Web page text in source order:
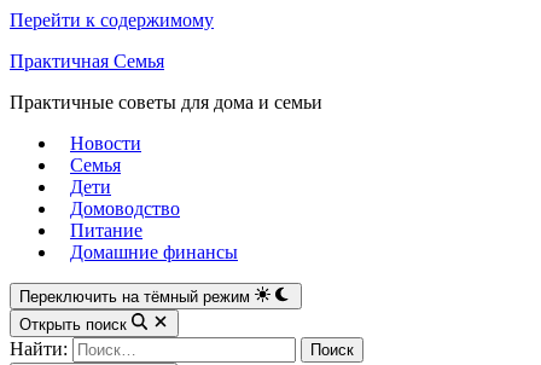
Перейти к содержимому
Практичная Семья
Практичные советы для дома и семьи
Новости
Семья
Дети
Домоводство
Питание
Домашние финансы
Переключить на тёмный режим
Открыть поиск
Найти: